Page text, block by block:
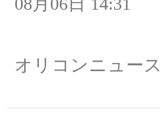
オリコンニュース